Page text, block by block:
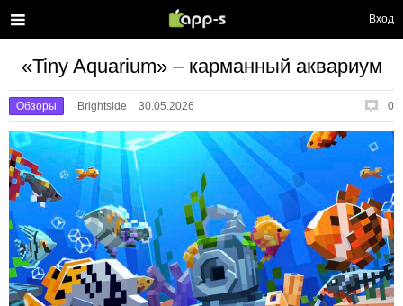
Вход
«Tiny Aquarium» – карманный аквариум
Обзоры Brightside 30.05.2026 0